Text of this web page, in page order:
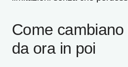
Come
da ora in poi